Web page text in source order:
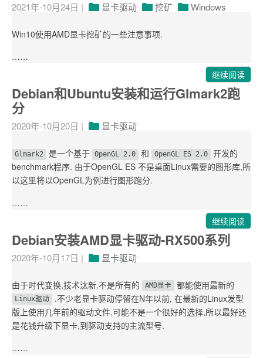
2021年-10月24日 | 显卡驱动 挖矿 Windows
Win10使用AMD显卡挖矿的一些注意事项.
……
继续阅读
Debian和Ubuntu安装和运行Glmark2跑
分
2020年-10月20日 | 显卡驱动
Glmark2 是一个基于 OpenGL 2.0 和 OpenGL ES 2.0
开发的
benchmark程序. 由于OpenGL ES 不是桌面Linux需要的图形库,所
以这里将以OpenGL为例进行图形跑分.
……
继续阅读
Debian安装AMD显卡驱动-RX500系列
2020年-10月17日 | 显卡驱动
由于时代变换,技术汰新,不是所有的 AMD显卡 都能使用最新的
Linux驱动
.不少老显卡驱动停留在N年以前, 在最新的Linux发型
版上使用几年前的驱动文件,可能不是一个很好的选择,所以最好还
是花钱升级下显卡,到驱动支持的主流型号.
……